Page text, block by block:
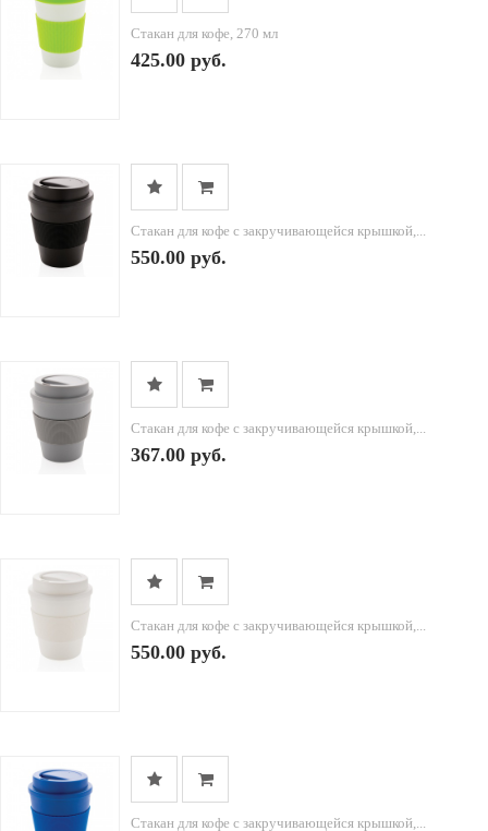
Стакан для кофе, 270 мл
425.00 руб.
Стакан для кофе с закручивающейся крышкой,...
550.00 руб.
Стакан для кофе с закручивающейся крышкой,...
367.00 руб.
Стакан для кофе с закручивающейся крышкой,...
550.00 руб.
Стакан для кофе с закручивающейся крышкой,...